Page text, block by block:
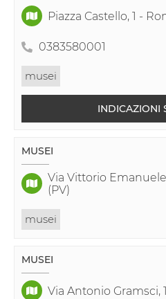
Piazza Castello, 1 -
0383580001
musei
INDICAZIONI
MUSEI
Via Vittorio
(PV)
musei
MUSEI
Via Antonio Gramsci,